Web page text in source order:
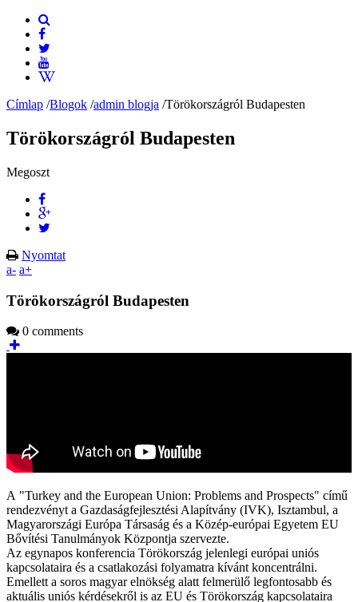
Címlap /Blogok /admin blogja /Törökországról Budapesten
Törökországról Budapesten
Megoszt
Nyomtat
a- a+
Törökországról Budapesten
0 comments
A "Turkey and the European Union: Problems and Prospects" című
rendezvényt a Gazdaságfejlesztési Alapítvány (IVK), Isztambul, a
Magyarországi Európa Társaság és a Közép-európai Egyetem EU
Bővítési Tanulmányok Központja szervezte.
Az egynapos konferencia Törökország jelenlegi európai uniós
kapcsolataira és a csatlakozási folyamatra kívánt koncentrálni.
Emellett a soros magyar elnökség alatt felmerülő legfontosabb és
aktuális uniós kérdésekről is az EU és Törökország kapcsolataira